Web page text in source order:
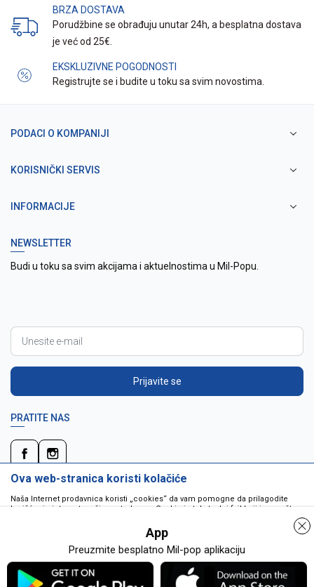
BRZA DOSTAVA
Porudžbine se obrađuju unutar 24h, a besplatna dostava
je već od 25€.
EKSKLUZIVNE POGODNOSTI
Registrujte se i budite u toku sa svim novostima.
PODACI O KOMPANIJI
KORISNIČKI SERVIS
INFORMACIJE
NEWSLETTER
Budi u toku sa svim akcijama i aktuelnostima u Mil-Popu.
Prijavite se
PRATITE NAS
Ova web-stranica koristi kolačiće
Naša Internet prodavnica koristi „cookies“ da vam pomogne da prilagodite
korišćenje interneta vašim potrebama. Cookie je tekstualni fajl koji je smešten
da pokrenu program ili da isporuče virus vašem računaru. Cookie-i su
jedinstveno dodeljeni vama, i jedino mogu biti pročitani od strane web servera
u domenu koji vam ih je poslao.
Detaljnije
App
Preuzmite besplatno Mil-pop aplikaciju